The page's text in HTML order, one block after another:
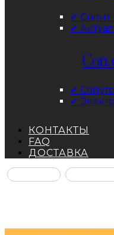
✔
✔
Соп.
✔
✔
КОНТАКТЫ
FAQ
ДОСТАВКА
Facebook